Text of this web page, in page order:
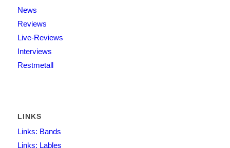
News
Reviews
Live-Reviews
Interviews
Restmetall
LINKS
Links: Bands
Links: Lables